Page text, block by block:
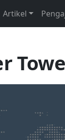
Artikel